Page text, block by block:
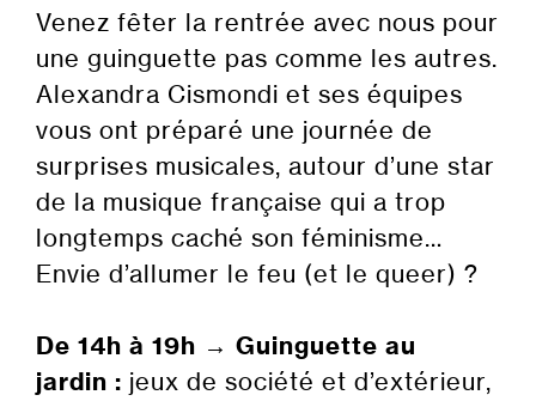
Venez fêter la rentrée avec nous pour
une guinguette pas comme les autres.
Alexandra Cismondi et ses équipes
vous ont préparé une journée de
surprises musicales, autour d’une star
de la musique française qui a trop
longtemps caché son féminisme…
Envie d’allumer le feu (et le queer) ?
De 14h à 19h → Guinguette au
jardin : jeux de société et d’extérieur,